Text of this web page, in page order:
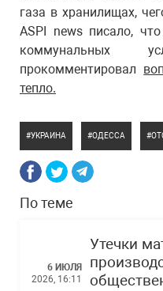
газа в хранилищах,
ASPI news писало,
коммунальных
прокомментировал
тепло.
УКРАИНА ОДЕССА
По теме
6 ИЮЛЯ
2026, 16:11
Утечки